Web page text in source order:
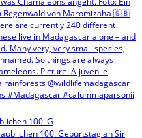
100. G